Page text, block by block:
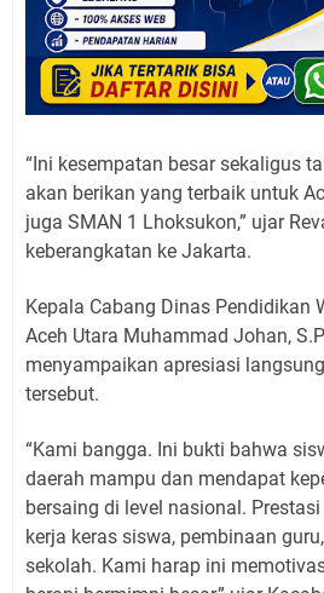
“Ini kesempatan besar sekaligus
akan berikan yang terbaik untuk
juga SMAN 1 Lhoksukon,” ujar
keberangkatan ke Jakarta.
Kepala Cabang Dinas Pendidikan
Aceh Utara Muhammad Johan,
menyampaikan apresiasi
tersebut.
“Kami bangga. Ini bukti bahwa
daerah mampu dan mendapat
bersaing di level nasional.
kerja keras siswa, pembinaan
sekolah. Kami harap ini